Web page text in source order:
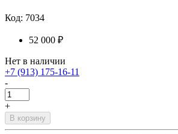
Код: 7034
52 000 ₽
Нет в наличии
+7 (913) 175-16-11
-
+
В корзину